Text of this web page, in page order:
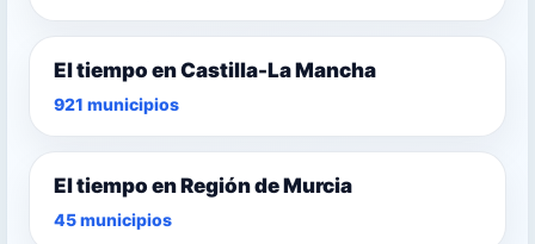
El tiempo en Castilla-La Mancha
921 municipios
El tiempo en Región de Murcia
45 municipios